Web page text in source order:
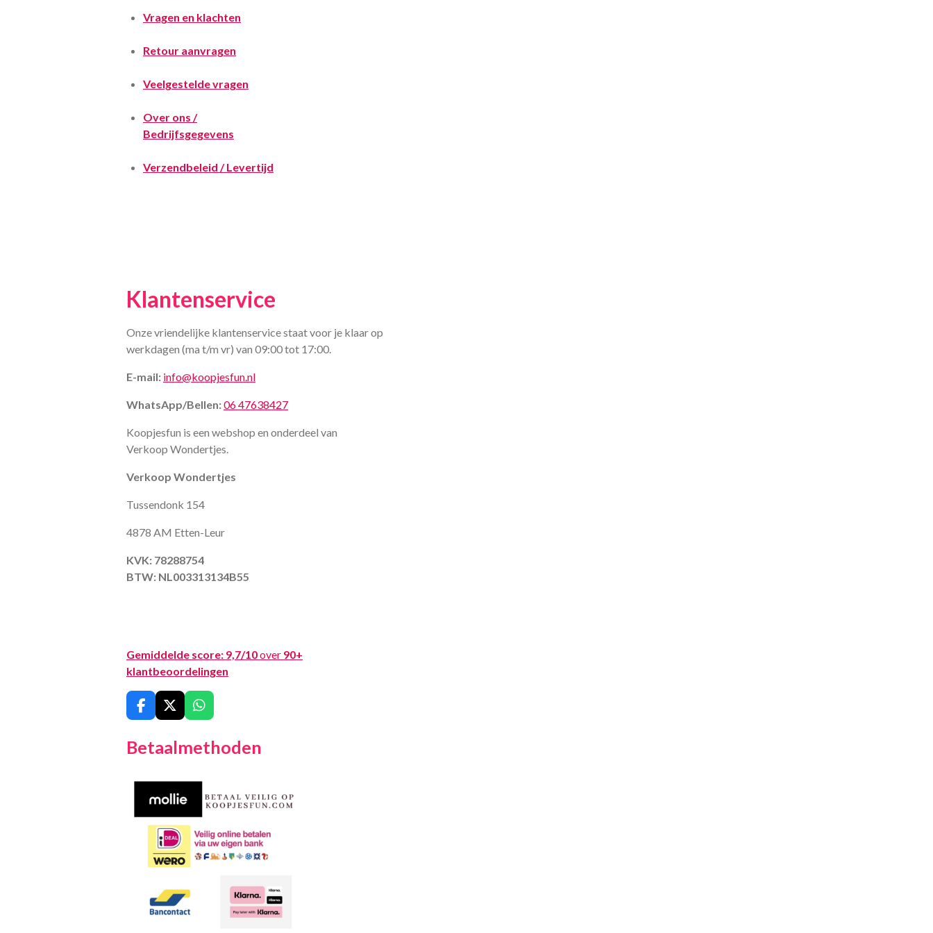
Vragen en klachten
Retour aanvragen
Veelgestelde vragen
Over ons /
Bedrijfsgegevens
Verzendbeleid / Levertijd
Klantenservice
Onze vriendelijke klantenservice staat voor je klaar op
werkdagen (ma t/m vr) van 09:00 tot 17:00.
E-mail: info@koopjesfun.nl
WhatsApp/Bellen:06 47638427
Koopjesfun is een webshop en onderdeel van
Verkoop Wondertjes.
Verkoop Wondertjes
Tussendonk 154
4878 AM Etten-Leur
KVK: 78288754
BTW: NL003313134B55
Gemiddelde score: 9,7/10over 90+
klantbeoordelingen
F
a
e
X
W
h
t
Betaalmethoden